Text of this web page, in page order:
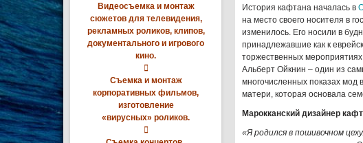
Видеосъемка и монтаж
сюжетов для телевидения,
рекламных роликов, клипов,
документального и игрового
кино.

Съемка и монтаж
корпоративных фильмов,
изготовление
«вирусных» роликов.

История кафтана началась в
на место своего носителя в
изменилось. Его носили в
принадлежавшие как к
торжественных
Альберт Ойкнин – один из
многочисленных показах
матери, которая основала
Марокканский дизайнер
«Я родился в пошивочном